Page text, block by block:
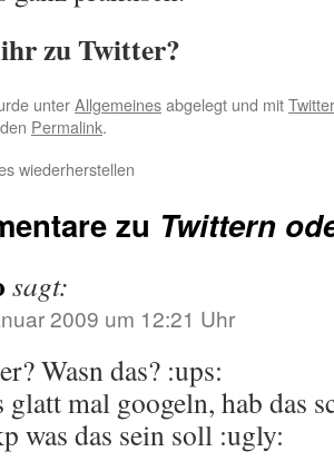
zu Twitter?
unterAllgemeinesabgelegt und mitTwitter
Permalink.
wiederherstellen
zu Twittern
sagt:
2009 um 12:21 Uhr
Wasn das? :ups:
glatt mal googeln, hab das
was das sein soll :ugly: